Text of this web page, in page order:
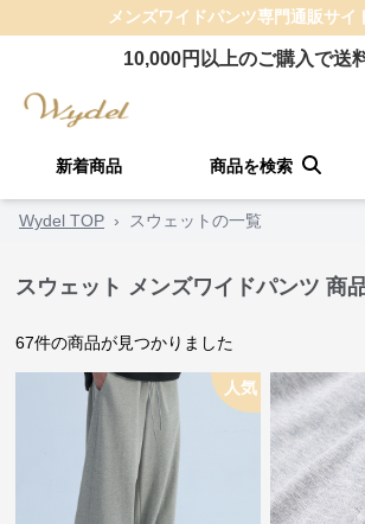
メンズワイドパンツ専門通販サイ
10,000円以上のご購入で送
新着商品 商品を検索
Wydel TOP › スウェットの一覧
スウェット メンズワイドパンツ 商
67件の商品が見つかりました
人気